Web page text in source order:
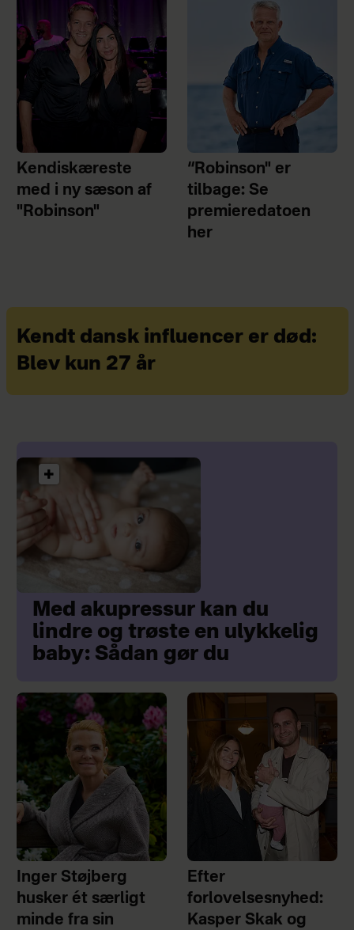
Kendiskæreste
med i ny sæson af
"Robinson"
“Robinson" er
tilbage: Se
premieredatoen
her
Kendt dansk influencer er død:
Blev kun 27 år
Med akupressur kan du
lindre og trøste en ulykkelig
baby: Sådan gør du
Inger Støjberg
husker ét særligt
minde fra sin
Efter
forlovelsesnyhed:
Kasper Skak og